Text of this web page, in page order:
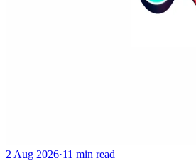
2 Aug 2026·11 min read